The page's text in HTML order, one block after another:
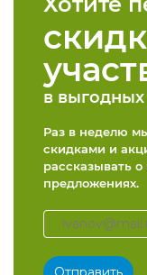
в
Раз в неделю
скидками и
рассказывать
предложениях.